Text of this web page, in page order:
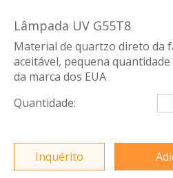
Lâmpada UV G55T8
Material de quartzo direto da
aceitável, pequena
da marca dos EUA
Quantidade:
Inquérito